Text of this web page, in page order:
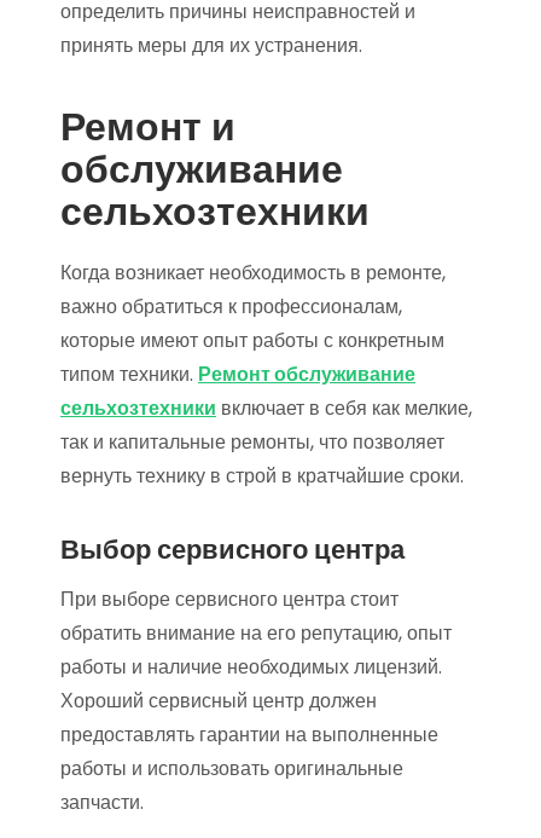
определить причины неисправностей и
принять меры для их устранения.
Ремонт и
обслуживание
сельхозтехники
Когда возникает необходимость в ремонте,
важно обратиться к профессионалам,
которые имеют опыт работы с конкретным
типом техники. Ремонт обслуживание
сельхозтехники включает в себя как мелкие,
так и капитальные ремонты, что позволяет
вернуть технику в строй в кратчайшие сроки.
Выбор сервисного центра
При выборе сервисного центра стоит
обратить внимание на его репутацию, опыт
работы и наличие необходимых лицензий.
Хороший сервисный центр должен
предоставлять гарантии на выполненные
работы и использовать оригинальные
запчасти.